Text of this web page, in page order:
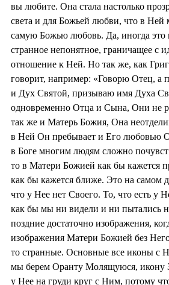
вы любите. Она стала настолько
света и для Божьей любви, что в Ней
самую Божью любовь. Да, иногда это
странное непонятное, граничащее с
отношение к Ней. Но так же, как
говорит, например: «Говорю Отец, а
и Дух Святой, призываю имя Духа
одновременно Отца и Сына, Они не
так же и Матерь Божия, Она
в Ней Он пребывает и Его любовью
в Боге многим людям сложно
то в Матери Божией как бы кажется
как бы кажется ближе. Это на самом
что у Нее нет Своего. То, что есть у
как бы мы ни видели и ни пытались
поздние достаточно изображения,
изображения Матери Божией без
то странные. Основные все иконы с
мы берем Оранту Молящуюся, икону
у Нее на груди круг с Ним, потому